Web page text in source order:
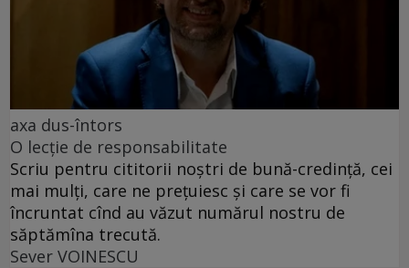
axa dus-întors
O lecție de responsabilitate
Scriu pentru cititorii noștri de bună-credință, cei
mai mulți, care ne prețuiesc și care se vor fi
încruntat cînd au văzut numărul nostru de
săptămîna trecută.
Sever VOINESCU